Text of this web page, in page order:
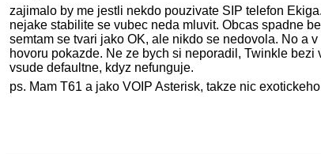
zajimalo by me jestli nekdo pouzivate SIP telefon
nejake stabilite se vubec neda mluvit. Obcas spadne
semtam se tvari jako OK, ale nikdo se nedovola. No a
hovoru pokazde. Ne ze bych si neporadil, Twinkle
vsude defaultne, kdyz nefunguje.
ps. Mam T61 a jako VOIP Asterisk, takze nic